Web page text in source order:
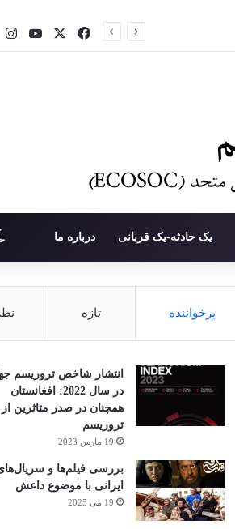
فیس بوکیوتیوب
یک حادثه-یک قربانی درباره ما
پرخواننده تازه
انتشار شاخص تروریسم
در سال 2022: افغانستان
همچنان در صدر متاثرین از
تروریسم
19 مارس 2023
بررسی فیلم‌ها و
ایرانی با موضوع داعش
19 می 2025